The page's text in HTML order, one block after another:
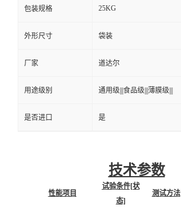
包装规格 25KG
外形尺寸 袋装
厂家 道达尔
用途级别 通用级|||食品级|||薄膜级|||
是否进口 是
技术参数
性能项目
试验条件[状
态]
测试方法